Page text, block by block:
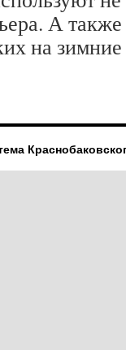
А
на